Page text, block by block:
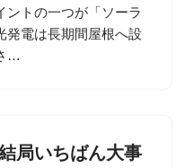
ントの一つが「ソーラ
発電は長期間屋根へ設
…
局いちばん大事